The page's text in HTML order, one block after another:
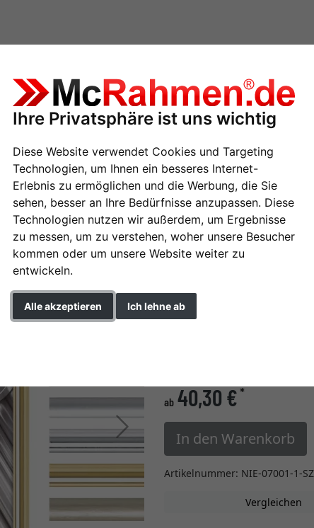
Ihre Privatsphäre ist uns wichtig
Diese Website verwendet Cookies und Targeting
Technologien, um Ihnen ein besseres Internet-
Erlebnis zu ermöglichen und die Werbung, die Sie
sehen, besser an Ihre Bedürfnisse anzupassen. Diese
Technologien nutzen wir außerdem, um Ergebnisse
zu messen, um zu verstehen, woher unsere Besucher
kommen oder um unsere Website weiter zu
entwickeln.
Alle akzeptieren Ich lehne ab
Profil 7
Weiter
Alurahmen
Nielsen Aluminium-
Glasart
» zur Maßanfertigung
ab 40,30 €*
In den Warenkorb
Artikelnummer: NIE-07001-1-
Vergleichen